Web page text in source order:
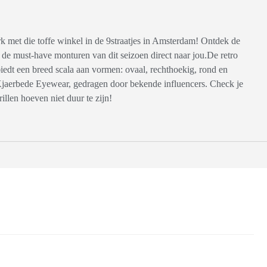
met die toffe winkel in de 9straatjes in Amsterdam! Ontdek de
must-have monturen van dit seizoen direct naar jou.De retro
een breed scala aan vormen: ovaal, rechthoekig, rond en
Eyewear, gedragen door bekende influencers. Check je
hoeven niet duur te zijn!